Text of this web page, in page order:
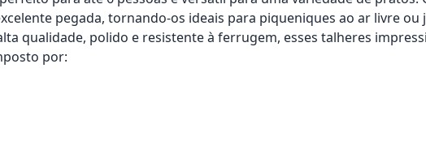
pegada, tornando-os ideais para piqueniques ao ar livre
qualidade, polido e resistente à ferrugem, esses talheres
por: